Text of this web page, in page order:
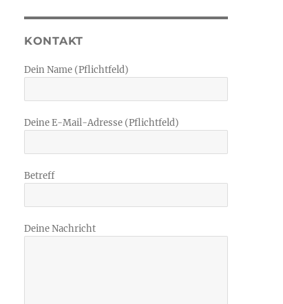
KONTAKT
Dein Name (Pflichtfeld)
Deine E-Mail-Adresse (Pflichtfeld)
Betreff
Deine Nachricht